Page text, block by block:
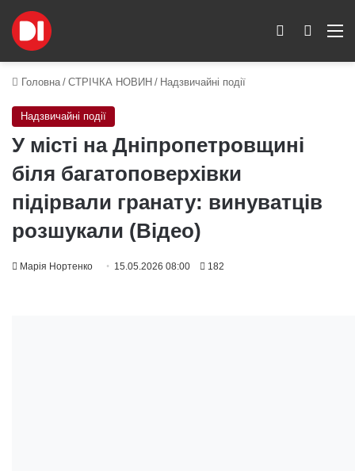
Пошук
Switch skin
Головна / СТРІЧКА НОВИН / Надзвичайні події
Надзвичайні події
У місті на Дніпропетровщині
біля багатоповерхівки
підірвали гранату: винуватців
розшукали (Відео)
Марія Нортенко 15.05.2026 08:00 182